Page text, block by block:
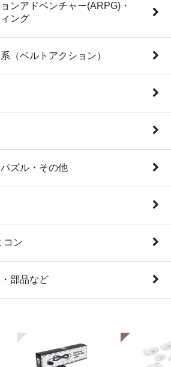
ンアドベンチャー(ARPG)・
ング
（ベルトアクション）
ズル・その他
コン
部品など